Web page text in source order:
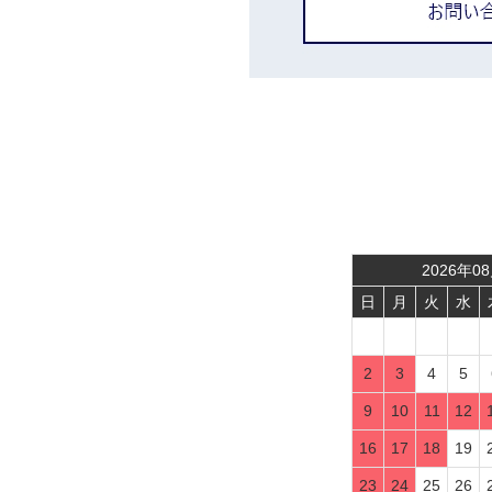
2026年08
日
月 火 水
2 3 4 5
9 10 11 12
16 17 18 19
23 24 25 26